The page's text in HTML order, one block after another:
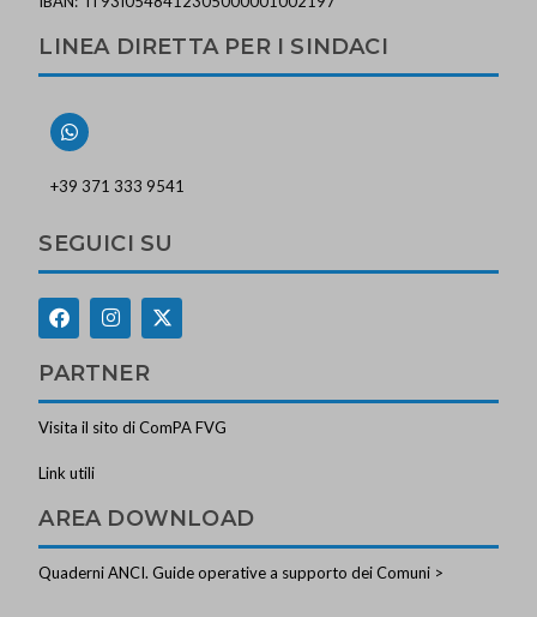
LINEA DIRETTA PER I SINDACI
+39 371 333 9541
SEGUICI SU
PARTNER
Visita il sito di ComPA FVG
Link utili
AREA DOWNLOAD
Quaderni ANCI. Guide operative a supporto dei Comuni >